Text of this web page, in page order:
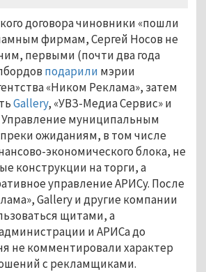
договора чиновники «пошли
фирмам, Сергей Носов не
первыми (почти два года
подарили мэрии
«Ником Реклама», затем
Gallery, «УВЗ-Медиа Сервис» и
Управление муниципальным
ожиданиям, в том числе
экономического блока, не
конструкции на торги, а
управление АРИСу. После
Gallery и другие компании
щитами, а
и АРИСа до
не комментировали характер
с рекламщиками.